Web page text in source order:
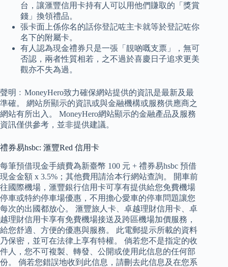
台，讓滙豐信用卡持有人可以用他們賺取的「獎賞
錢」換領禮品。
張卡面上係你名的話你登記咗主卡就等於登記咗你
名下的附屬卡。
有人認為現金禮券只是一張「靚啲嘅支票」，無可
否認，兩者性質相若，之不過於喜慶日子追求更美
觀亦不失為過。
聲明﹕MoneyHero致力確保網站提供的資訊是最新及最
準確。 網站所顯示的資訊或與金融機構或服務供應商之
網站有所出入。 MoneyHero網站顯示的金融產品及服務
資訊僅供參考，並非提供建議。
禮券易hsbc: 滙豐Red 信用卡
每筆預借現金手續費為新臺幣 100 元 + 禮券易hsbc 預借
現金金額 x 3.5%；其他費用請洽本行網站查詢。 開車前
往國際機場，滙豐銀行信用卡可享有提供給您免費機場
停車或特約停車場優惠，不用擔心愛車的停車問題讓您
每次的出國都放心。 滙豐旅人卡、卓越理財信用卡、卓
越理財信用卡享有免費機場接送及跨區機場加價服務，
給您舒適、方便的優惠與服務。 此電郵提示所載的資料
乃保密，並可在法律上享有特權。 倘若您不是指定的收
件人，您不可複製、轉發、公開或使用此信息的任何部
份。 倘若您錯誤地收到此信息，請刪去此信息及在您系